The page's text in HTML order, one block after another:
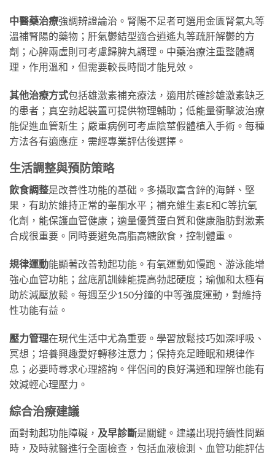
中醫藥治療強調辨證論治。腎陽不足者可選用金匱腎氣丸等
溫補腎陽的藥物；肝氣鬱結型適合逍遙丸等疏肝解鬱的方
劑；心脾兩虛則可考慮歸脾丸調理。中藥治療注重整體調
理，作用溫和，但需要較長時間才能見效。
其他治療方式包括雄激素補充療法，適用於確診雄激素缺乏
的患者；真空勃起裝置可提供物理輔助；低能量衝擊波治療
能促進血管新生；嚴重病例可考慮陰莖假體植入手術。每種
方法各有適應症，需經專業評估後選擇。
生活調整與預防策略
飲食調整是改善性功能的基础。多攝取富含鋅的海鮮、堅
果，有助於維持正常的睾酮水平；補充維生素E和C等抗氧
化劑，能保護血管健康；適量優質蛋白質和健康脂肪對激素
合成很重要。同時要避免高脂高糖飲食，控制體重。
規律運動能顯著改善勃起功能。有氧運動如慢跑、游泳能增
強心血管功能；盆底肌訓練能提高勃起硬度；瑜伽和太極有
助於減壓放鬆。每週至少150分鐘的中等強度運動，對維持
性功能有益。
壓力管理在現代生活中尤為重要。學習放鬆技巧如深呼吸、
冥想；培養興趣愛好轉移注意力；保持充足睡眠和規律作
息；必要時尋求心理諮詢。伴侶间的良好溝通和理解也能有
效減輕心理壓力。
綜合治療建議
面對勃起功能障礙，​ 及早診斷是關鍵。建議出現持續性問題
時，及時就醫進行全面檢查，包括血液檢測、血管功能評估